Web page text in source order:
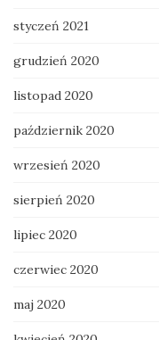
styczeń 2021
grudzień 2020
listopad 2020
październik 2020
wrzesień 2020
sierpień 2020
lipiec 2020
czerwiec 2020
maj 2020